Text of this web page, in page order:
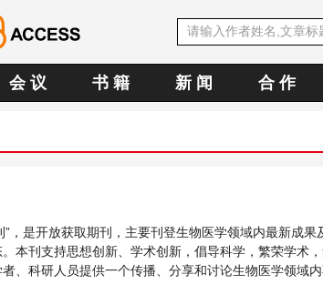
会 议 书 籍 新 闻 合 作
”，是开放获取期刊，主要刊登生物医学领域内最新成果
本刊支持思想创新、学术创新，倡导科学，繁荣学术
、科研人员提供一个传播、分享和讨论生物医学领域